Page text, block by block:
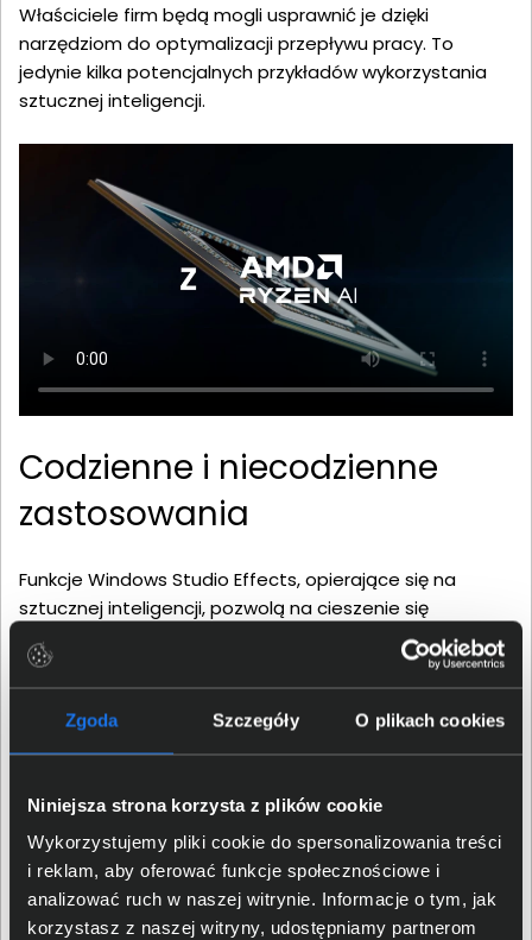
Zgoda Szczegóły O plikach cookies
Niniejsza strona korzysta z plików cookie
Wykorzystujemy pliki cookie do spersonalizowania treści
i reklam, aby oferować funkcje społecznościowe i
analizować ruch w naszej witrynie. Informacje o tym, jak
korzystasz z naszej witryny, udostępniamy partnerom
Właściciele firm będą mogli usprawnić je dzięki
narzędziom do optymalizacji przepływu pracy. To
jedynie kilka potencjalnych przykładów wykorzystania
sztucznej inteligencji.
Codzienne i niecodzienne
zastosowania
Funkcje Windows Studio Effects, opierające się na
sztucznej inteligencji, pozwolą na cieszenie się
ulepszonymi efektami wizualnymi. Podobne rozwiązania
mogą również służyć wzmocnieniu stopnia ochrony
prywatnych danych użytkowników komputerów. SI
pozytywnie wpłynie na takie czynności jak
automatyczne obracanie/przybliżanie obrazu w trakcie
rozmyć tła. AMD Ryzen™ AI oferuje rozwiązanie, dzięki
któremu użytkownicy mogą przygotować się na
aplikacje i obciążenia związane ze sztuczną
inteligencją. Dotyczy to zarówno obecnie dostępnych,
jak i potencjalnie nadchodzących zastosowań.